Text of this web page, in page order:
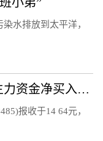
水排放到太平洋，
九州一轨（688485）8月28日主力资金净买入118.92万元
报收于14 64元，